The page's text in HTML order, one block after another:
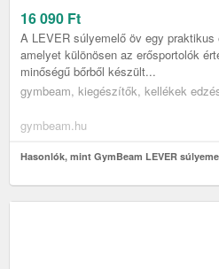
16 090 Ft
A LEVER súlyemelő öv egy
amelyet különösen az erősportolók
minőségű bőrből készült...
gymbeam, kiegészítők, kellékek
gymbeam.hu
Hasonlók, mint GymBeam LEVER